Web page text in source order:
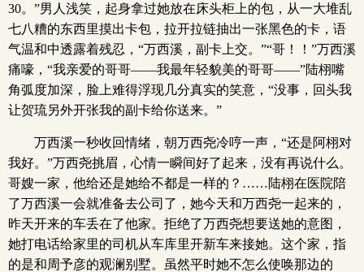
30。”男人浅笑，起身拿过她放在床头柜上的包，从一大堆乱
七八糟的东西里摸出卡包，拉开拉链抽出一张黑色的卡，语
气温和中透露着残忍，“万西溪，副卡上交。”“哥！！”万西溪
痛嚎，“我亲爱的哥哥——我最年轻貌美的哥哥——”陆栩嘴
角弧度加深，脸上难得浮现几分真实的笑意，“没事，回头我
让贺琉另外开张我的副卡给你送来。”
万西溪一秒收回情绪，朝万西尧冷哼一声，“还是阿栩对
我好。”万西尧挑眉，心情一瞬间好了起来，没有再说什么。
哥嫂一家，他给还是她给不都是一样的？……陆栩在医院陪
了万西溪一会就准备去公司了，她今天和万西尧一起来的，
昨天开来的车丢在了他家。拒绝了万西尧想要送她的意图，
她打电话给家里的司机从车库里开新车来接她。这个家，指
的是和周予彦的观澜别墅。虽然平时她不怎么使唤那边的